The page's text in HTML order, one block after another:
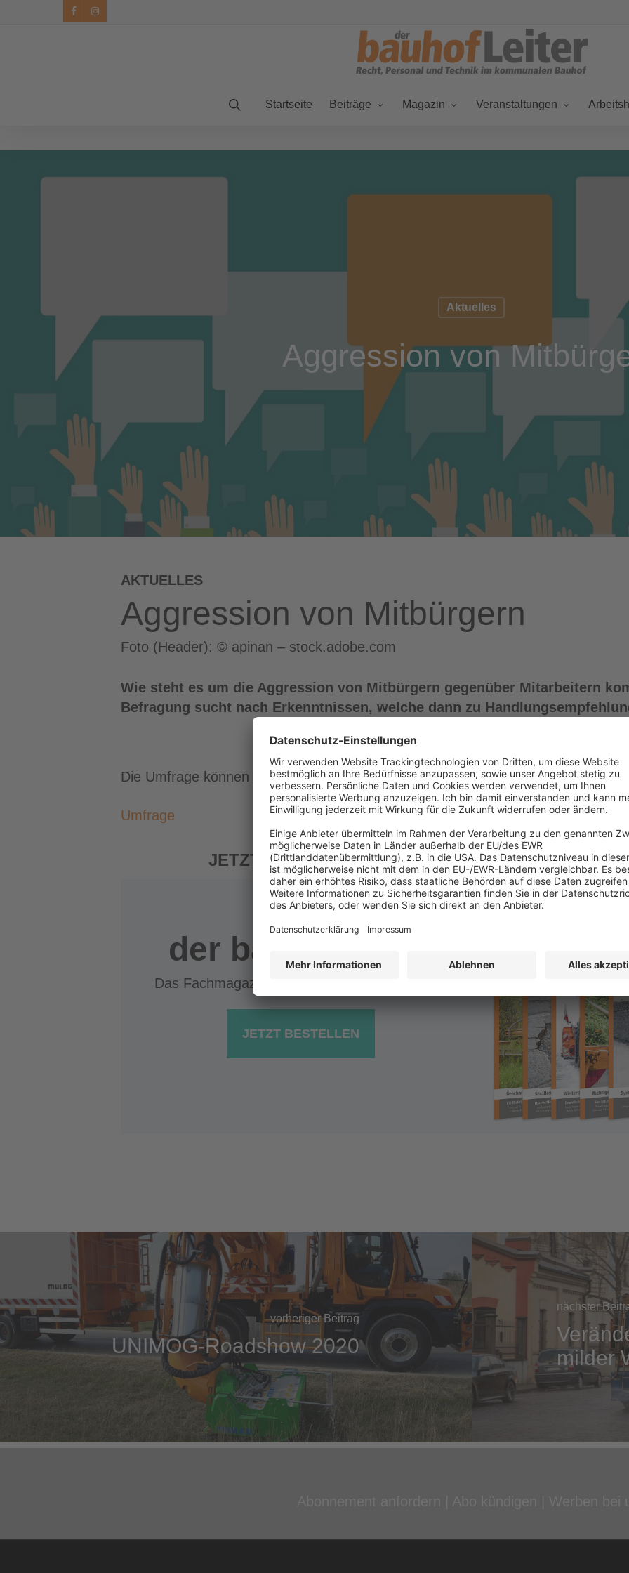
facebookinstagram
Startseite Beiträge Magazin Veranstaltungen
Aktuelles
Aggression von
AKTUELLES
Aggression von Mitbürgern
Foto (Header): © apinan – stock.adobe.com
Wie steht es um die Aggression von Mitbürgern gegenüber Mitarbeitern
Befragung sucht nach Erkenntnissen, welche dann zu
Die Umfrage können Sie sich hier herunterladen:
Umfrage
JETZT ABONNENT WERDEN UND KEINE AUSGABE
der bauhofLeiter
Das Fachmagazin für den kommunalen Bauhof
JETZT BESTELLEN
vorheriger Beitrag
UNIMOG-Roadshow 2020
nächster
milder